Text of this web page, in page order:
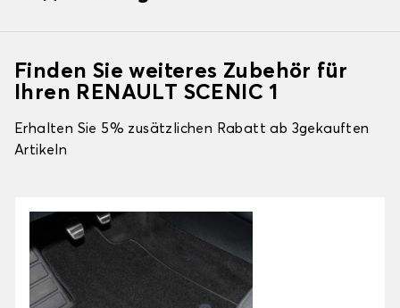
Finden Sie weiteres Zubehör für
Ihren RENAULT SCENIC 1
Erhalten Sie 5% zusätzlichen Rabatt ab 3gekauften
Artikeln